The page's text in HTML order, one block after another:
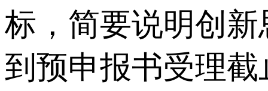
标，简要说明创
到预申报书受理